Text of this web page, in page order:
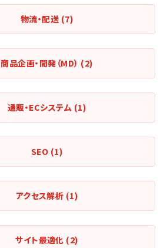
物流・配送 (7)
商品企画・開発（MD） (2)
通販・ECシステム (1)
SEO (1)
アクセス解析 (1)
サイト最適化 (2)